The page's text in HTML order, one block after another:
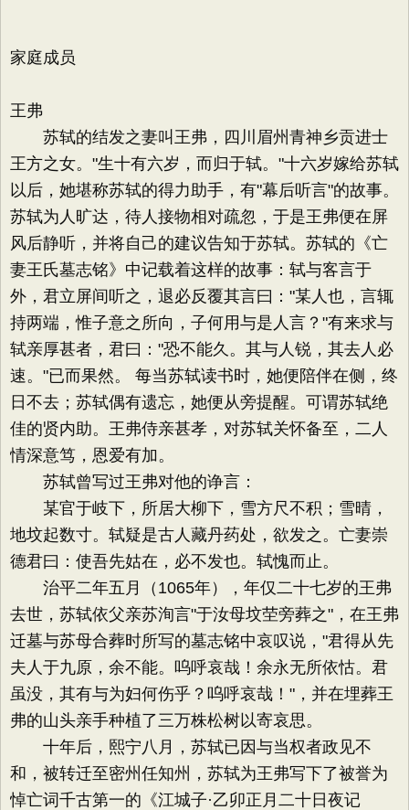
家庭成员
王弗
苏轼的结发之妻叫王弗，四川眉州青神乡贡进士
王方之女。"生十有六岁，而归于轼。"十六岁嫁给苏轼
以后，她堪称苏轼的得力助手，有"幕后听言"的故事。
苏轼为人旷达，待人接物相对疏忽，于是王弗便在屏
风后静听，并将自己的建议告知于苏轼。苏轼的《亡
妻王氏墓志铭》中记载着这样的故事：轼与客言于
外，君立屏间听之，退必反覆其言曰："某人也，言辄
持两端，惟子意之所向，子何用与是人言？"有来求与
轼亲厚甚者，君曰："恐不能久。其与人锐，其去人必
速。"已而果然。 每当苏轼读书时，她便陪伴在侧，终
日不去；苏轼偶有遗忘，她便从旁提醒。可谓苏轼绝
佳的贤内助。王弗侍亲甚孝，对苏轼关怀备至，二人
情深意笃，恩爱有加。
苏轼曾写过王弗对他的诤言：
某官于岐下，所居大柳下，雪方尺不积；雪晴，
地坟起数寸。轼疑是古人藏丹药处，欲发之。亡妻崇
德君曰：使吾先姑在，必不发也。轼愧而止。
治平二年五月（1065年），年仅二十七岁的王弗
去世，苏轼依父亲苏洵言"于汝母坟茔旁葬之"，在王弗
迁墓与苏母合葬时所写的墓志铭中哀叹说，"君得从先
夫人于九原，余不能。呜呼哀哉！余永无所依怙。君
虽没，其有与为妇何伤乎？呜呼哀哉！"，并在埋葬王
弗的山头亲手种植了三万株松树以寄哀思。
十年后，熙宁八月，苏轼已因与当权者政见不
和，被转迁至密州任知州，苏轼为王弗写下了被誉为
悼亡词千古第一的《江城子·乙卯正月二十日夜记